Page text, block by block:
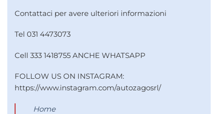
Contattaci per avere ulteriori informazioni
Tel 031 4473073
Cell 333 1418755 ANCHE WHATSAPP
FOLLOW US ON INSTAGRAM:
https://www.instagram.com/autozagosrl/
Home